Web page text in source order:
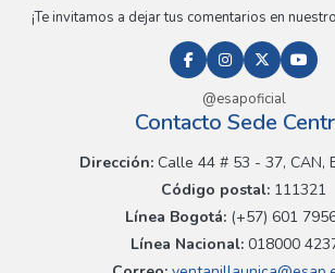
¡Te invitamos a dejar tus comentarios en
@esapoficial
Contacto Sede
Dirección:Calle 44 # 53 - 37, CAN,
Código postal: 111321
Línea Bogotá:(+57) 601
Línea Nacional: 018000